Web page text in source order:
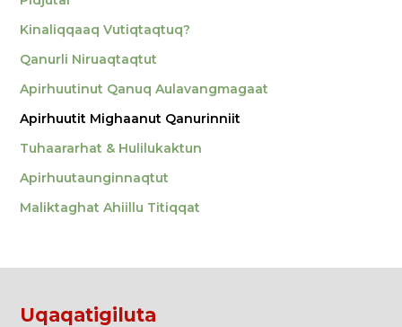
Kinaliqqaaq Vutiqtaqtuq?
Qanurli Niruaqtaqtut
Apirhuutinut Qanuq Aulavangmagaat
Apirhuutit Mighaanut Qanurinniit
Tuhaararhat & Hulilukaktun
Apirhuutaunginnaqtut
Maliktaghat Ahiillu Titiqqat
Uqaqatigiluta